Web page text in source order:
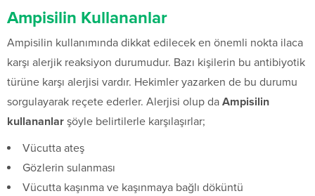
Ampisilin Kullananlar
Ampisilin kullanımında dikkat edilecek en önemli nokta ilaca
karşı alerjik reaksiyon durumudur. Bazı kişilerin bu antibiyotik
türüne karşı alerjisi vardır. Hekimler yazarken de bu durumu
sorgulayarak reçete ederler. Alerjisi olup da Ampisilin
kullananlar şöyle belirtilerle karşılaşırlar;
Vücutta ateş
Gözlerin sulanması
Vücutta kaşınma ve kaşınmaya bağlı döküntü